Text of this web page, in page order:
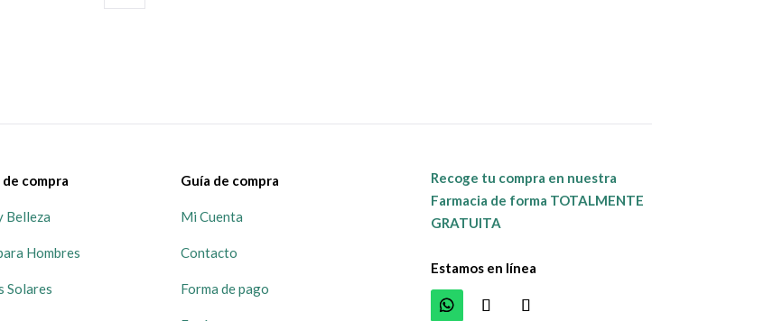
compra
Belleza
Hombres
Solares
Guía de compra
Mi Cuenta
Contacto
Forma de pago
Recoge tu compra en nuestra
Farmacia de forma TOTALMENTE
GRATUITA
Estamos en línea